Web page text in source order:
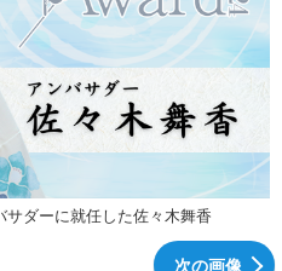
サダーに就任した佐々木舞香
次の画像